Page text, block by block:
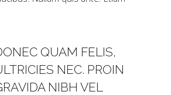
QUAM FELIS,
NEC. PROIN
NIBH VEL